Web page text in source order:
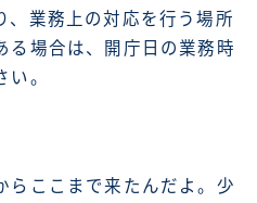
、業務上の対応を行う場所
る場合は、開庁日の業務時
い。
ここまで来たんだよ。少